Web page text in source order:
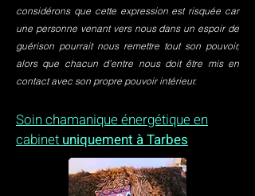
considérons que cette expression est risquée car
une personne venant vers nous dans un espoir de
guérison pourrait nous remettre tout son pouvoir,
alors que chacun d’entre nous doit être mis en
contact avec son propre pouvoir intérieur.
Soin chamanique énergétique en
cabinet uniquement à Tarbes